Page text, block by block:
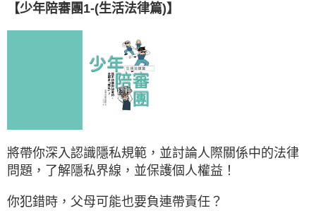
【少年陪審團1-(生活法律篇)】
將帶你深入認識隱私規範，並討論人際關係中的法律
問題， 了解隱私界線，並保護個人權益！
你犯錯時，父母可能也要負連帶責任？